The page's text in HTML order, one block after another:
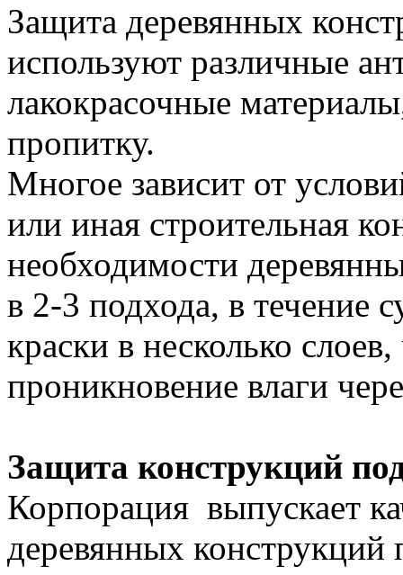
Защита деревянных
используют различные
лакокрасочные
пропитку.
Многое зависит от
или иная строительная
необходимости
в 2-3 подхода, в течение
краски в несколько
проникновение влаги
Защита конструкций
Корпорация выпускает
деревянных конструкций